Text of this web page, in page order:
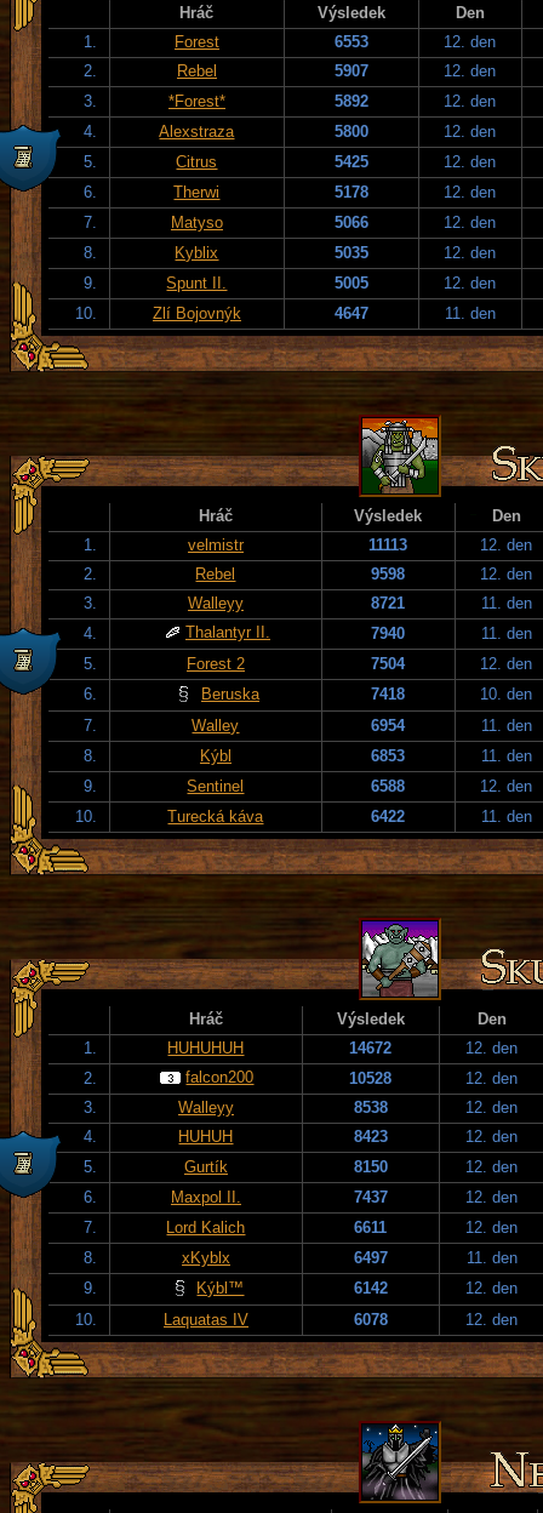
Hráč Výsledek
Den
1.
Forest 6553
12. den
2.
Rebel 5907
12. den
3.
*Forest* 5892
12. den
4.
Alexstraza 5800
12. den
5.
Citrus 5425
12. den
6.
Therwi 5178
12. den
7.
Matyso 5066
12. den
8.
Kyblix 5035
12. den
9.
Spunt II. 5005
12. den
10.
Zlí Bojovnýk 4647 11. den
Hráč Výsledek
Den
1.
velmistr 11113
12. den
2.
Rebel 9598
12. den
3.
Walleyy 8721
11. den
4.
Thalantyr II. 7940
11. den
5.
Forest 2 7504
12. den
6.
Beruska 7418
10. den
7.
Walley 6954
11. den
8.
Kýbl 6853
11. den
9.
Sentinel 6588
12. den
10.
Turecká káva 6422 11. den
Hráč Výsledek
Den
1.
HUHUHUH 14672
12. den
2.
falcon200 10528
12. den
3.
Walleyy 8538
12. den
4.
HUHUH 8423
12. den
5.
Gurtík 8150
12. den
6.
Maxpol II. 7437
12. den
7.
Lord Kalich 6611
12. den
8.
xKyblx 6497
11. den
9.
Kýbl™ 6142
12. den
10.
Laquatas IV 6078 12. den